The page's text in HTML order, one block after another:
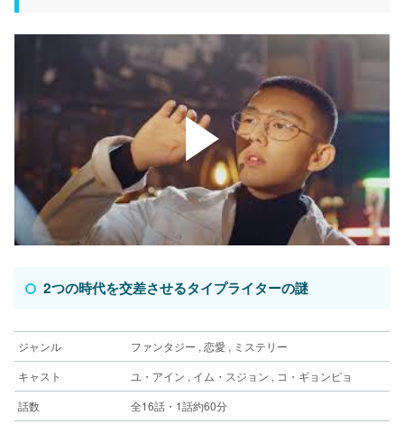
2つの時代を交差させるタイプライターの謎
ジャンル
ファンタジー , 恋愛 , ミステリー
キャスト
ユ・アイン , イム・スジョン , コ・ギョンピョ
話数
全16話・1話約60分